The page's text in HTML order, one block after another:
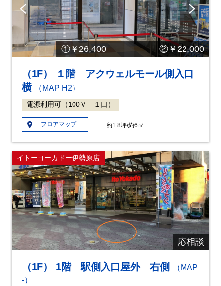
①￥26,400 ②￥22,000
Pre
vio
Ne
xt
（1F） １階 アクウェルモール側入口
横
（MAP H2）
電源利用可（100Ｖ １口）
フロアマップ 約1.8坪/約6㎡
イトーヨーカドー伊勢原店
応相談
（1F） 1階 駅側入口屋外 右側
（MAP
-）